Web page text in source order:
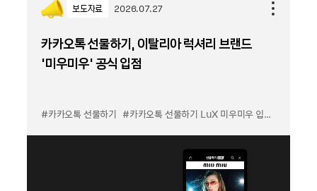
보도자료 2026.07.27
카카오톡 선물하기, 이탈리아 럭셔리 브랜드
'미우미우' 공식 입점
#카카오톡 선물하기 #카카오톡 선물하기 LuX 미우미우 입점